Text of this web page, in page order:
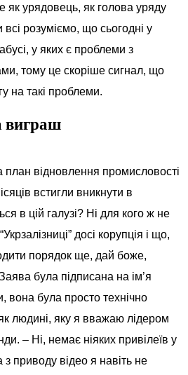
як урядовець, як голова уряду
розуміємо, що сьогодні у
у яких є проблеми з
тому це скоріше сигнал, що
на такі проблеми.
виграш
план відновлення промисловості
встигли вникнути в
в цій галузі? Ні для кого ж не
досі корупція і що,
порядок ще, дай боже,
була підписана на ім’я
вона була просто технічно
людині, яку я вважаю лідером
– Ні, немає ніяких привілеїв у
приводу відео я навіть не